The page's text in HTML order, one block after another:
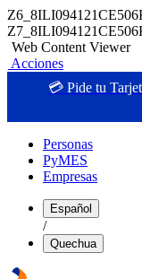
Web Content Viewer
Acciones
💳 Pide tu
Personas
PyMES
Empresas
Español
/
Quechua